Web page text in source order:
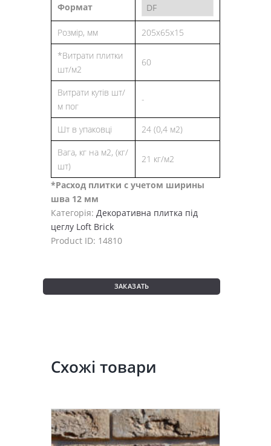
Формат
Розмір, мм
205x65x15
*Витрати плитки
шт/м2
60
Витрати кутів шт/
м пог
-
Шт в упаковці
24 (0,4 м2)
Вага, кг на м2, (кг/
шт)
21 кг/м2
*Расход плитки с учетом ширины
шва 12 мм
Категорія: Декоративна плитка під
цеглу Loft Brick
Product ID: 14810
ЗАКАЗАТЬ
Схожі товари